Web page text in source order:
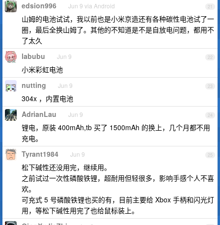
21
edsion996 Jun 9 via Android
山姆的电池试试，我以前也是小米京造还有各种碳性电池试了一
圈，最后全换山姆了。其他的不知道是不是自放电问题，都用不
了太久
22
labubu Jun 9
小米彩虹电池
23
nutting Jun 9
304x ，内置电池
24
AdrianLau Jun 9
锂电，原装 400mAh,tb 买了 1500mAh 的换上，几个月都不用
充电。
25
Tyrant1984 Jun 9
松下碱性还没用完，继续用。
之前试过一次性磷酸铁锂，超耐用但轻很多，影响手感个人不喜
欢。
可充式 5 号磷酸铁锂也买的有，目前主要给 Xbox 手柄和闪光灯
用，等松下碱性用完了也给鼠标装上。